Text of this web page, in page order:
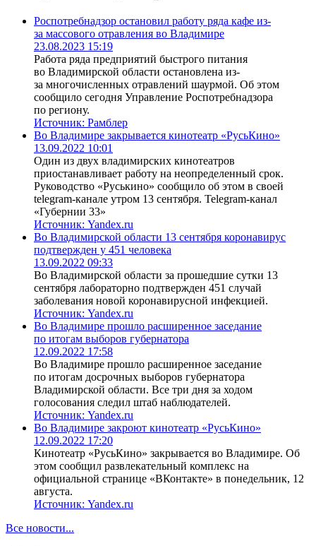
Роспотребнадзор остановил работу ряда кафе из-
за массового отравления во Владимире
23.08.2023 15:19
Работа ряда предприятий быстрого питания
во Владимирской области остановлена из-
за многочисленных отравлений шаурмой. Об этом
сообщило сегодня Управление Роспотребнадзора
по региону.
Источник: Рамблер
Во Владимире закрывается кинотеатр «РусьКино»
13.09.2022 10:01
Один из двух владимирских кинотеатров
приостанавливает работу на неопределенный срок.
Руководство «Руськино» сообщило об этом в своей
telegram-канале утром 13 сентября. Telegram-канал
«Губернии 33»
Источник: Yandex.ru
Во Владимирской области 13 сентября коронавирус
подтвержден у 451 человека
13.09.2022 09:33
Во Владимирской области за прошедшие сутки 13
сентября лабораторно подтвержден 451 случай
заболевания новой коронавирусной инфекцией.
Источник: Yandex.ru
Во Владимире прошло расширенное заседание
по итогам выборов губернатора
12.09.2022 17:58
Во Владимире прошло расширенное заседание
по итогам досрочных выборов губернатора
Владимирской области. Все три дня за ходом
голосования следил штаб наблюдателей.
Источник: Yandex.ru
Во Владимире закроют кинотеатр «РусьКино»
12.09.2022 17:20
Кинотеатр «РусьКино» закрывается во Владимире. Об
этом сообщил развлекательный комплекс на
официальной странице «ВКонтакте» в понедельник, 12
августа.
Источник: Yandex.ru
Все новости...